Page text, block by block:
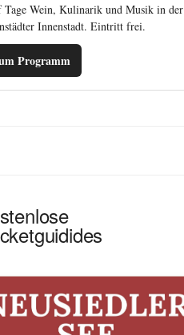
Tage Wein, Kulinarik und Musik in der
Innenstadt. Eintritt frei.
Programm